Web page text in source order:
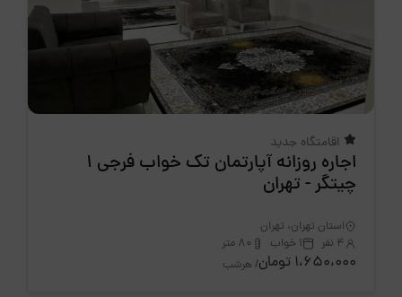
اقامتگاه جدید
اجاره روزانه آپارتمان تک خواب فرجی 1
چیتگر - تهران
استان تهران، تهران
4 نفر
1 خواب 80 متر
1،650،000 تومان / هرشب